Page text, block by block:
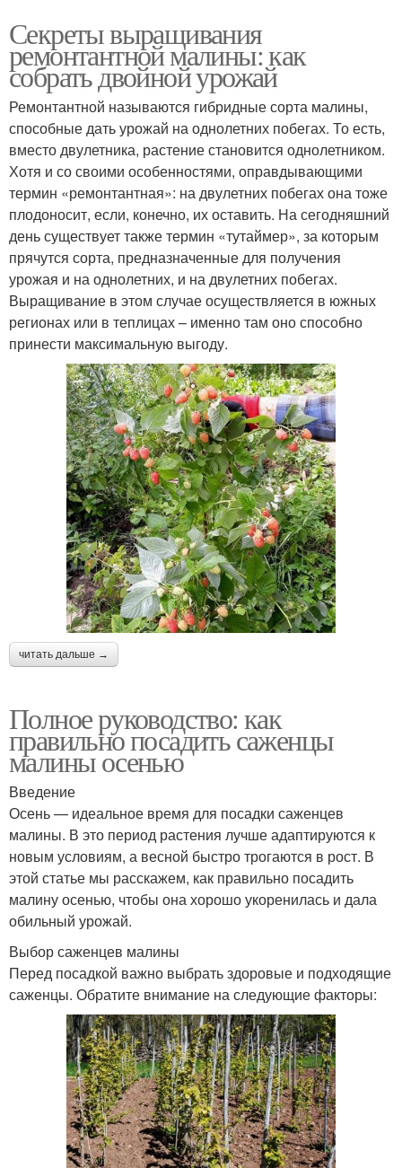
Секреты выращивания
ремонтантной малины: как
собрать двойной урожай
Ремонтантной называются гибридные сорта малины,
способные дать урожай на однолетних побегах. То есть,
вместо двулетника, растение становится однолетником.
Хотя и со своими особенностями, оправдывающими
термин «ремонтантная»: на двулетних побегах она тоже
плодоносит, если, конечно, их оставить. На сегодняшний
день существует также термин «тутаймер», за которым
прячутся сорта, предназначенные для получения
урожая и на однолетних, и на двулетних побегах.
Выращивание в этом случае осуществляется в южных
регионах или в теплицах – именно там оно способно
принести максимальную выгоду.
читать дальше →
Полное руководство: как
правильно посадить саженцы
малины осенью
Введение
Осень — идеальное время для посадки саженцев
малины. В это период растения лучше адаптируются к
новым условиям, а весной быстро трогаются в рост. В
этой статье мы расскажем, как правильно посадить
малину осенью, чтобы она хорошо укоренилась и дала
обильный урожай.
Выбор саженцев малины
Перед посадкой важно выбрать здоровые и подходящие
саженцы. Обратите внимание на следующие факторы: